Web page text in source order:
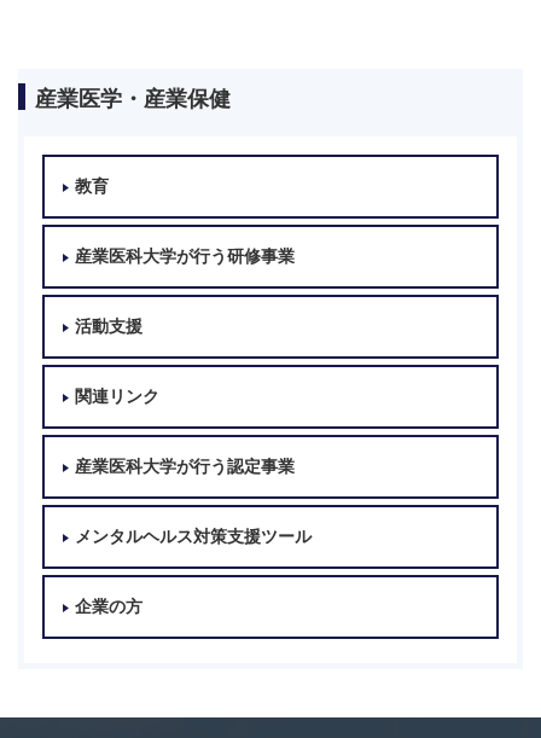
産業医学・産業保健
教育
産業医科大学が行う研修事業
活動支援
関連リンク
産業医科大学が行う認定事業
メンタルヘルス対策支援ツール
企業の方